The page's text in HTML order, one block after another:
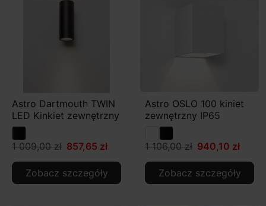
Astro Dartmouth TWIN
LED Kinkiet zewnętrzny
1 009,00 zł 857,65 zł
Zobacz szczegóły
Astro OSLO 100 kiniet
zewnętrzny IP65
1 106,00 zł 940,10 zł
Zobacz szczegóły